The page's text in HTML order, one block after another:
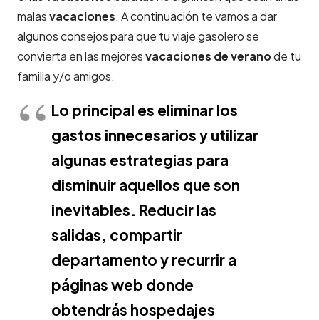
malasvacaciones. A continuación te vamos a dar
algunos consejos para que tu viaje gasolero se
convierta en las mejoresvacaciones de veranode tu
familia y/o amigos.
Lo principal es eliminar los
gastos innecesarios y utilizar
algunas estrategias para
disminuir aquellos que son
inevitables. Reducir las
salidas, compartir
departamento y recurrir a
páginas web donde
obtendrás hospedajes